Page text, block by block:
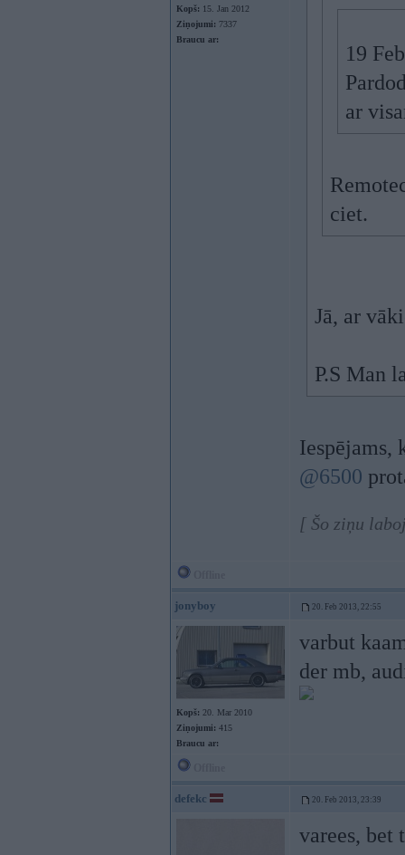
Kopš: 15. Jan 2012
Ziņojumi: 7337
Braucu ar:
19
ar
ciet.
Jā, ar
P.S Man
Iespējams,
@6500
[ Šo ziņu
jonyboy 20. Feb 2013, 22:55
Kopš: 20. Mar 2010
Ziņojumi: 415
Braucu ar:
varbut
der mb,
defekc 20. Feb 2013, 23:39
varees, bet